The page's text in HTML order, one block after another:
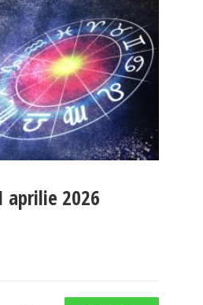
aprilie 2026